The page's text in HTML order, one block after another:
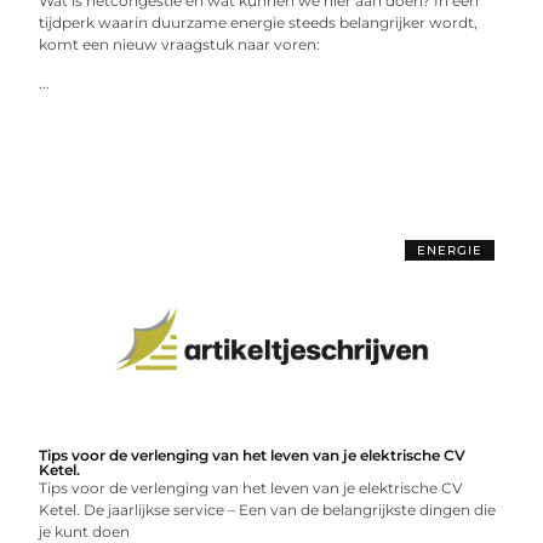
tijdperk waarin duurzame energie steeds belangrijker wordt,
komt een nieuw vraagstuk naar voren:
...
ENERGIE
Tips voor de verlenging van het leven van je elektrische CV
Ketel.
Tips voor de verlenging van het leven van je elektrische CV
Ketel. De jaarlijkse service – Een van de belangrijkste dingen die
je kunt doen